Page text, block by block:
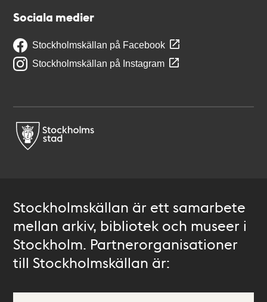
Sociala medier
Stockholmskällan på Facebook
Stockholmskällan på Instagram
Stockholmskällan är ett samarbete
mellan arkiv, bibliotek och museer i
Stockholm. Partnerorganisationer
till Stockholmskällan är: